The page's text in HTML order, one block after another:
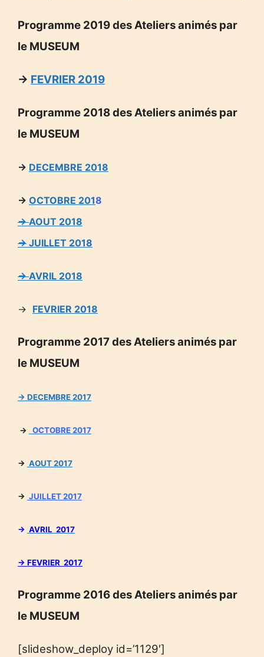
Programme 2019 des Ateliers animés par
le MUSEUM
→ FEVRIER 2019
Programme 2018 des Ateliers animés par
le MUSEUM
→ DECEMBRE 2018
→ OCTOBRE 2018
→AOUT 2018
→ JUILLET 2018
→AVRIL 2018
→ FEVRIER 2018
Programme 2017 des Ateliers animés par
le MUSEUM
→ DECEMBRE 2017
→ OCTOBRE 2017
→ AOUT 2017
→ JUILLET 2017
→ AVRIL 2017
→ FEVRIER 2017
Programme 2016 des Ateliers animés par
le MUSEUM
[slideshow_deploy id=’1129′]